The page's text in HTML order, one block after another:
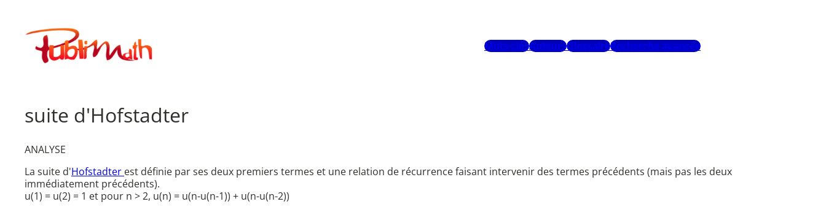
contenuPublimath
Mots-clésAuteursGlossaireRecherche avancée
suite d'Hofstadter
ANALYSE
La suite d'Hofstadter est définie par ses deux premiers termes et une relation de récurrence faisant intervenir des termes précédents (mais pas les deux
immédiatement précédents).
u(1) = u(2) = 1 et pour n > 2, u(n) = u(n-u(n-1)) + u(n-u(n-2))